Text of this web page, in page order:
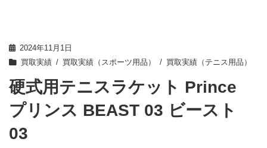
2024年11月1日
買取実績
買取実績（スポーツ用品） 買取実績（テニス用品）
硬式用テニスラケット Prince
プリンス BEAST 03 ビースト
03